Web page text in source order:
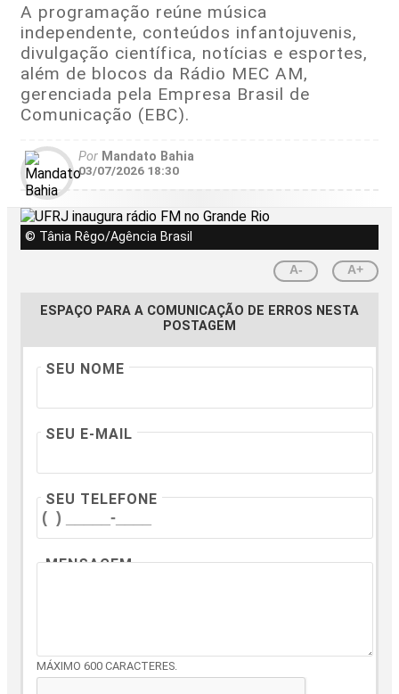
A programação reúne música
independente, conteúdos infantojuvenis,
divulgação científica, notícias e esportes,
além de blocos da Rádio MEC AM,
gerenciada pela Empresa Brasil de
Comunicação (EBC).
Por Mandato Bahia
03/07/2026 18:30
© Tânia Rêgo/Agência Brasil
A- A+
ESPAÇO PARA A COMUNICAÇÃO DE ERROS NESTA
POSTAGEM
SEU NOME
SEU E-MAIL
SEU TELEFONE
MENSAGEM
MÁXIMO 600 CARACTERES.